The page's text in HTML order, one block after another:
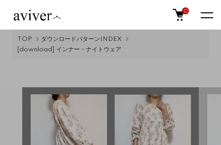
0
TOP
ダウンロードパターンINDEX
[download] インナー・ナイトウェア